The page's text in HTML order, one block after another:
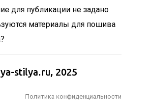
материалы для пошива
stilya.ru, 2025
Политика конфиденциальности